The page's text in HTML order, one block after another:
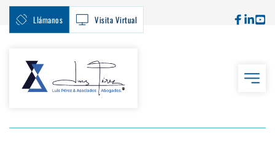
Llámanos Visita Virtual